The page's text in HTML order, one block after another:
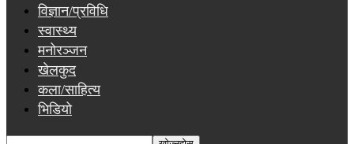
विज्ञान/प्रविधि
स्वास्थ्य
मनोरञ्जन
खेलकुद
कला/साहित्य
भिडियो